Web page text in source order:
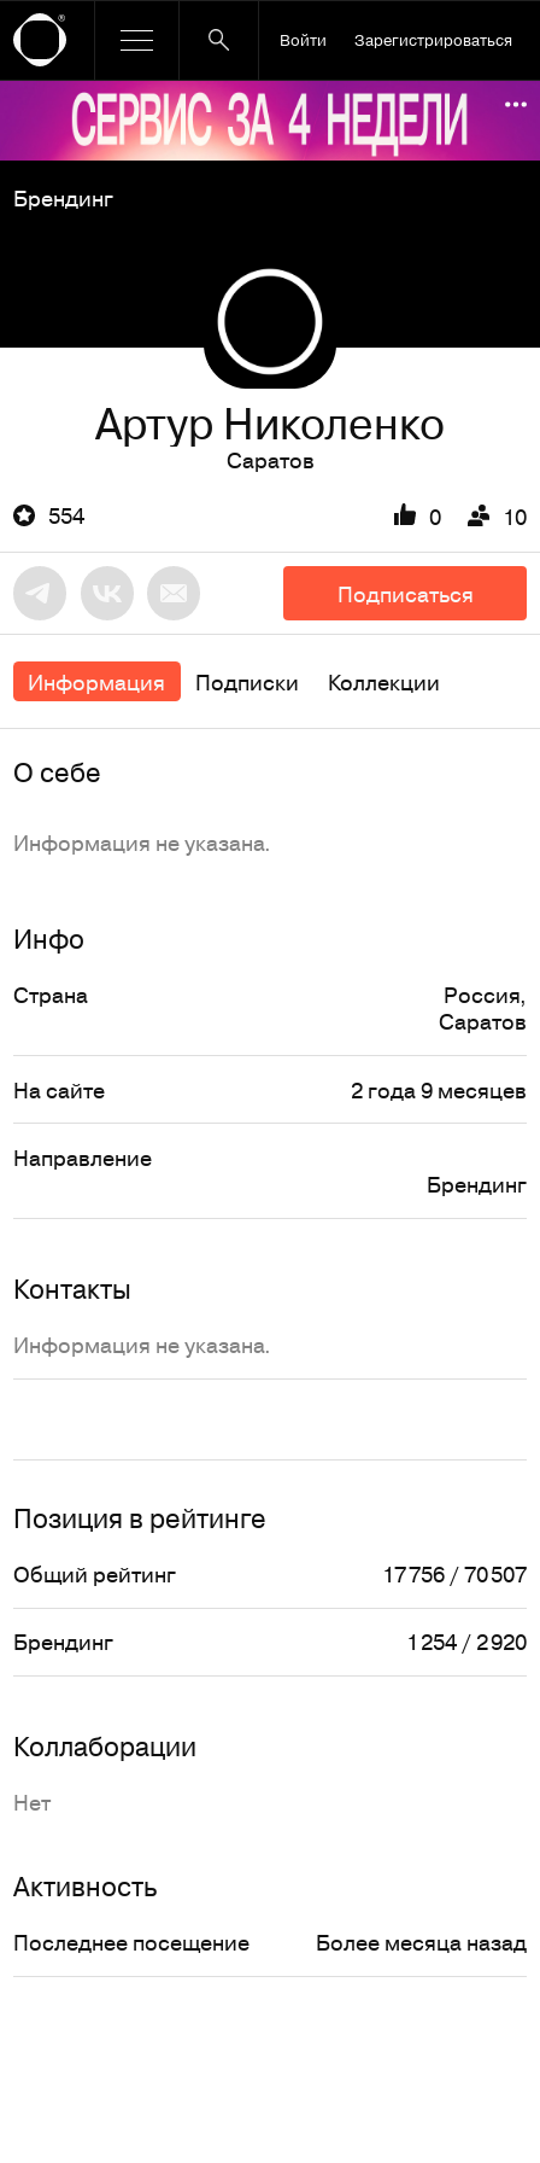
Войти Зарегистрироваться
Ссылка баннера
Брендинг
Артур Николенко
Саратов
554
0 10
Подписаться
Информация Подписки Коллекции
Инфо
Страна Россия,
Саратов
На сайте 2 года 9 месяцев
Направление
Брендинг
Контакты
Информация не указана.
O себе
Информация не указана.
Позиция в рейтинге
Общий рейтинг 17 756 / 70 507
Брендинг 1 254 / 2 920
Коллаборации
Нет
Активность
Последнее посещение Более месяца назад